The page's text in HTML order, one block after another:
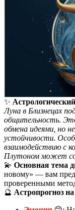
✨
Луна в Близнецах
общительность.
обмена идеями, но
устойчивости.
взаимодействию с
Плутоном может
💫 Основная тема
новому» — вам
проверенными
🔮 Астропрогноз